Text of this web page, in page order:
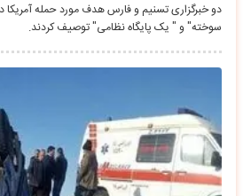
دو خبرگزاری تسنیم و فارس هدف مورد حمله آمریکا
سوخته" و " یک پایگاه نظامی" توصیف کردند.